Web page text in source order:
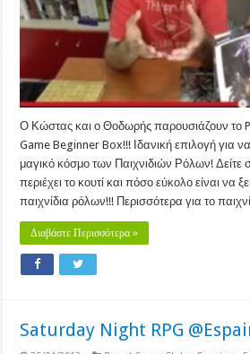
Ο Κώστας και ο Θοδωρής παρουσιάζουν το
Game Beginner Box!!! Ιδανική επιλογή για
μαγικό κόσμο των Παιχνιδιών Ρόλων! Δείτε
περιέχει το κουτί και πόσο εύκολο είναι να
παιχνίδια ρόλων!!! Περισσότερα για το
Διαβάστε Περισσότερα »
Saturday Night RPG